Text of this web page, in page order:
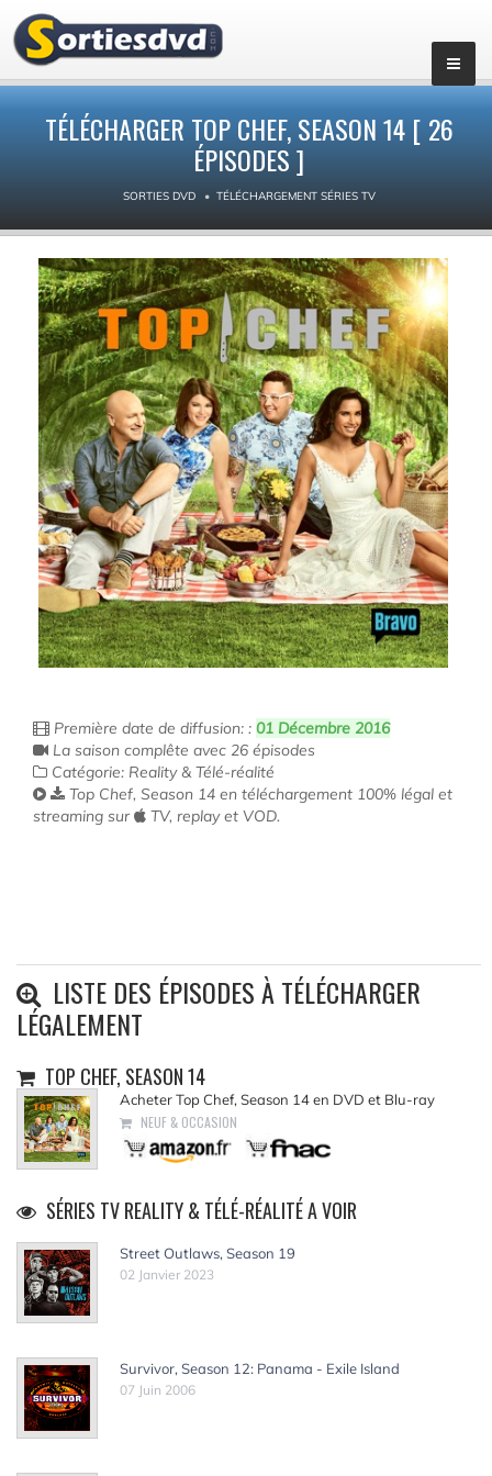
TÉLÉCHARGER TOP CHEF, SEASON 14 [ 26
ÉPISODES ]
SORTIES DVD TÉLÉCHARGEMENT SÉRIES TV
Première date de diffusion: : 01 Décembre 2016
La saison complête avec 26 épisodes
Catégorie: Reality & Télé-réalité
Top Chef, Season 14 en téléchargement 100% légal et
streaming sur
TV, replay et VOD.
LISTE DES ÉPISODES À TÉLÉCHARGER
LÉGALEMENT
TOP CHEF, SEASON 14
Acheter Top Chef, Season 14 en DVD et Blu-ray
NEUF & OCCASION
SÉRIES TV REALITY & TÉLÉ-RÉALITÉ A VOIR
Street Outlaws, Season 19
02 Janvier 2023
Survivor, Season 12: Panama - Exile Island
07 Juin 2006